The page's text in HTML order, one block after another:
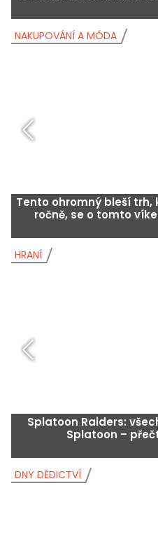
Tento ohromný bleší
ročně, se o tomto
NAKUPOVÁNÍ A MÓDA
Splatoon Raiders:
Splatoon –
HRANÍ
DNY DĚDICTVÍ